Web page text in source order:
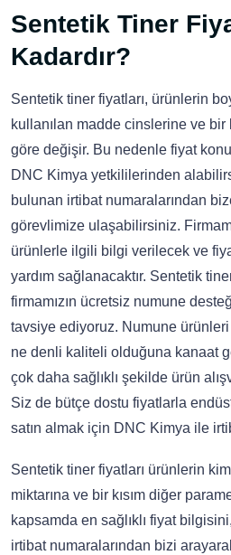
Sentetik Tiner
Kadardır?
Sentetik tiner fiyatları, ürünlerin
kullanılan madde cinslerine ve bir
göre değişir. Bu nedenle fiyat
DNC Kimya yetkililerinden
bulunan irtibat numaralarından
görevlimize ulaşabilirsiniz.
ürünlerle ilgili bilgi verilecek ve
yardım sağlanacaktır. Sentetik
firmamızın ücretsiz numune
tavsiye ediyoruz. Numune
ne denli kaliteli olduğuna kanaat
çok daha sağlıklı şekilde ürün
Siz de bütçe dostu fiyatlarla
satın almak için DNC Kimya ile
Sentetik tiner fiyatları ürünlerin
miktarına ve bir kısım diğer
kapsamda en sağlıklı fiyat
irtibat numaralarından bizi